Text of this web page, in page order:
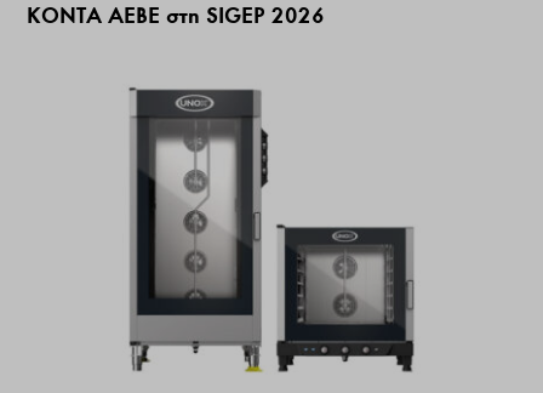
ΚΟΝΤΑ ΑΕΒΕ στη SIGEP 2026